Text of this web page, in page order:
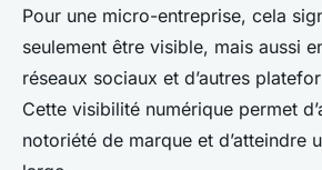
Pour une micro-entreprise, cela
seulement être visible, mais aussi
réseaux sociaux et d’autres
Cette visibilité numérique permet
notoriété de marque et d’atteindre